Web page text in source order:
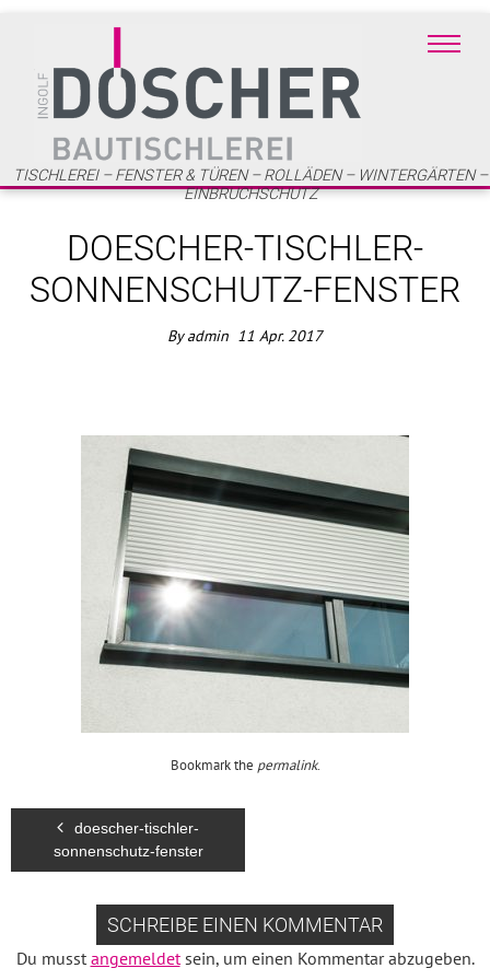
TISCHLEREI – FENSTER & TÜREN – ROLLÄDEN – WINTERGÄRTEN –
EINBRUCHSCHUTZ
DOESCHER-TISCHLER-
SONNENSCHUTZ-FENSTER
Byadmin 11 Apr. 2017
Bookmark the permalink.
doescher-tischler-
sonnenschutz-fenster
SCHREIBE EINEN KOMMENTAR
Du musst angemeldetsein, um einen Kommentar abzugeben.